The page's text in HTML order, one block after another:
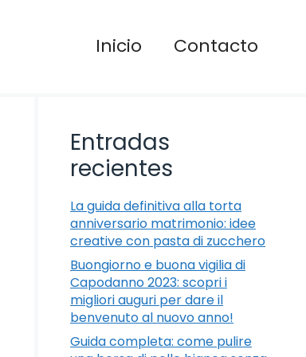
Inicio Contacto
Entradas
recientes
La guida definitiva alla torta
anniversario matrimonio: idee
creative con pasta di zucchero
Buongiorno e buona vigilia di
Capodanno 2023: scopri i
migliori auguri per dare il
benvenuto al nuovo anno!
Guida completa: come pulire